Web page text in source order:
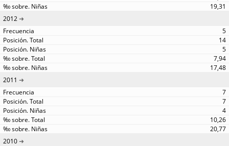
19,31
2012
5
14
5
7,94
17,48
2011
7
7
4
10,26
20,77
2010